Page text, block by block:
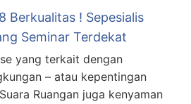
Berkualitas ! Sepesialis
Seminar Terdekat
yang terkait dengan
– atau kepentingan
Ruangan juga kenyaman